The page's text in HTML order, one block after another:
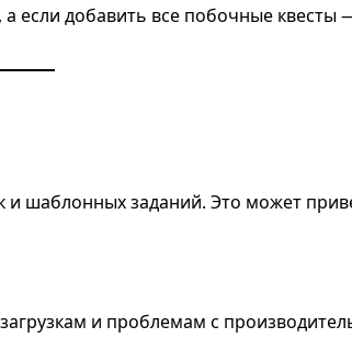
добавить все побочные квесты
шаблонных заданий. Это может
и проблемам с